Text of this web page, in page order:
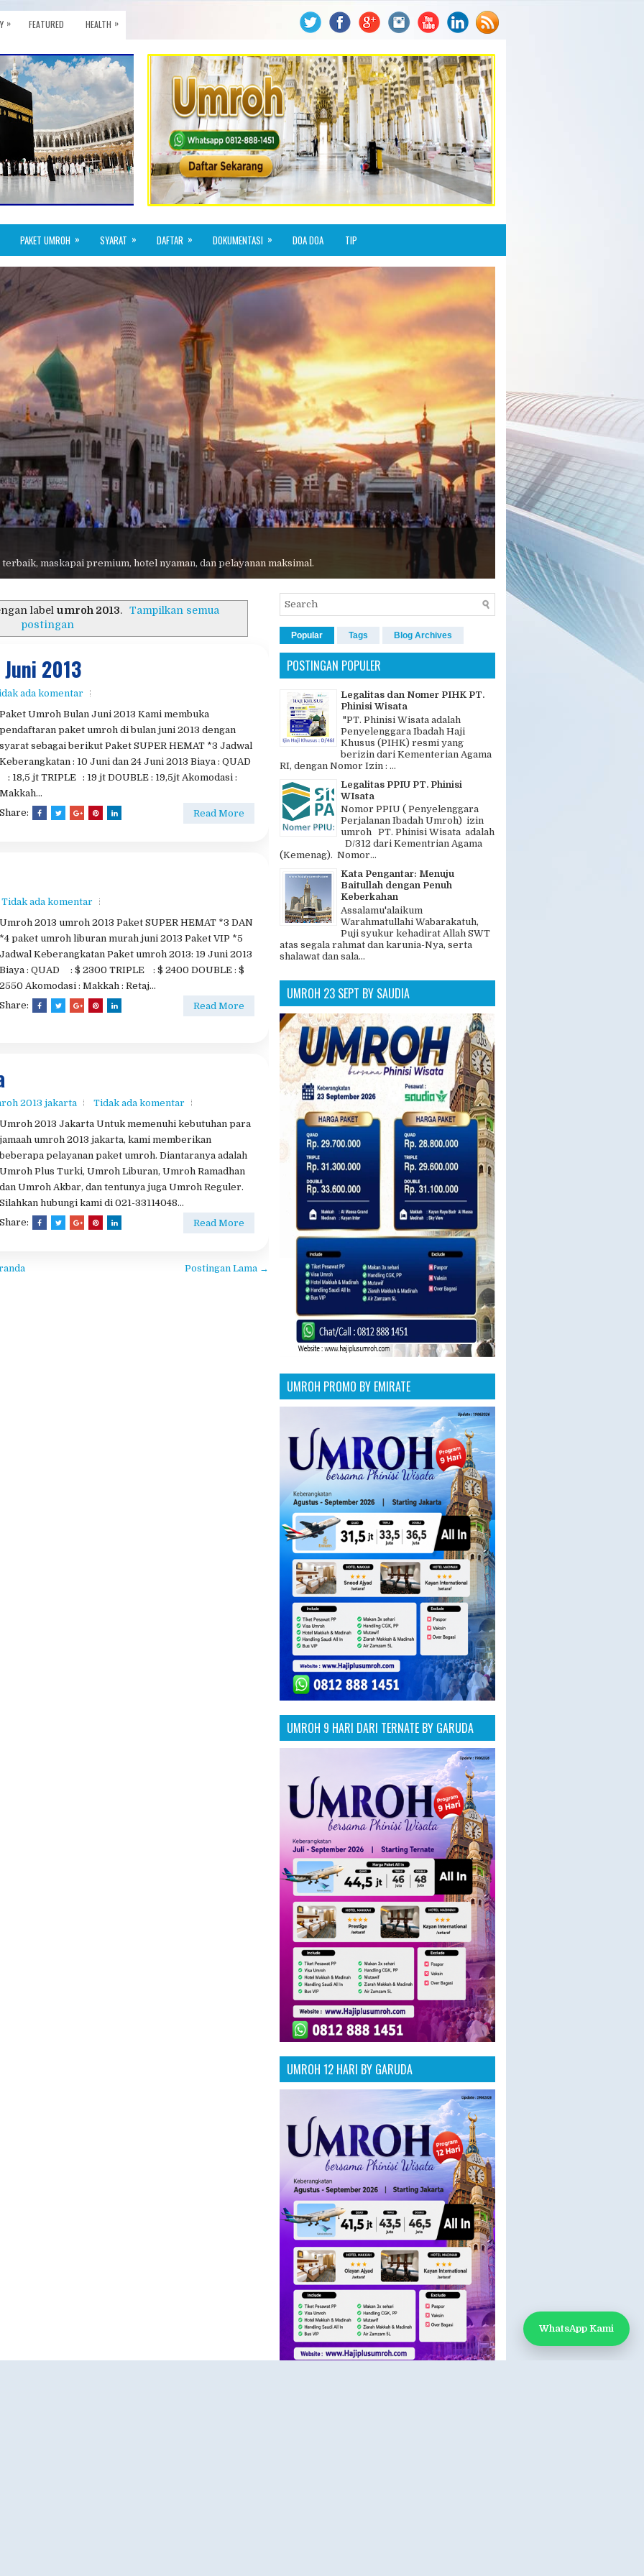
» FEATURED HEALTH »
PAKET UMROH » SYARAT » DAFTAR » DOKUMENTASI » DOA DOA TIP
maskapai premium, hotel nyaman, dan pelayanan maksimal.
labelumroh 2013.
Tampilkan semua
postingan
2013
ada komentar
Paket Umroh Bulan Juni 2013 Kami membuka
pendaftaran paket umroh di bulan juni 2013 dengan
syarat sebagai berikut Paket SUPER HEMAT *3 Jadwal
Keberangkatan : 10 Juni dan 24 Juni 2013 Biaya : QUAD
: 18,5 jt TRIPLE : 19 jt DOUBLE : 19,5jt Akomodasi :
Makkah...
Share:
Read More
Tidak ada komentar
Umroh 2013 umroh 2013 Paket SUPER HEMAT *3 DAN
*4 paket umroh liburan murah juni 2013 Paket VIP *5
Jadwal Keberangkatan Paket umroh 2013: 19 Juni 2013
Biaya : QUAD : $ 2300 TRIPLE : $ 2400 DOUBLE : $
2550 Akomodasi : Makkah : Retaj...
Share:
Read More
2013 jakarta
Tidak ada komentar
Umroh 2013 Jakarta Untuk memenuhi kebutuhan para
jamaah umroh 2013 jakarta, kami memberikan
beberapa pelayanan paket umroh. Diantaranya adalah
Umroh Plus Turki, Umroh Liburan, Umroh Ramadhan
dan Umroh Akbar, dan tentunya juga Umroh Reguler.
Silahkan hubungi kami di 021-33114048...
Share:
Read More
Postingan Lama →
Popular Tags Blog Archives
POSTINGAN POPULER
Legalitas dan Nomer PIHK PT.
Phinisi Wisata
"PT. Phinisi Wisata adalah
Penyelenggara Ibadah Haji
Khusus (PIHK) resmi yang
berizin dari Kementerian Agama
RI, dengan Nomor Izin : ...
Legalitas PPIU PT. Phinisi
WIsata
Nomor PPIU ( Penyelenggara
Perjalanan Ibadah Umroh) izin
umroh PT. Phinisi Wisata adalah
D/312 dari Kementrian Agama
(Kemenag). Nomor...
Kata Pengantar: Menuju
Baitullah dengan Penuh
Keberkahan
Assalamu'alaikum
Warahmatullahi Wabarakatuh,
Puji syukur kehadirat Allah SWT
atas segala rahmat dan karunia-Nya, serta
shalawat dan sala...
UMROH 23 SEPT BY SAUDIA
UMROH PROMO BY EMIRATE
UMROH 9 HARI DARI TERNATE BY GARUDA
UMROH 12 HARI BY GARUDA
WhatsApp Kami